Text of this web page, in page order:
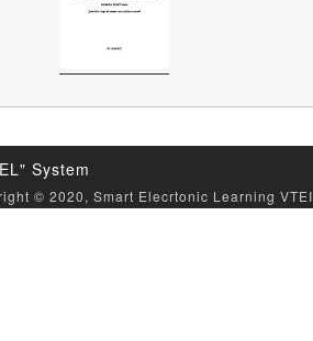
System
© 2020, Smart Elecrtonic Learning VTEI